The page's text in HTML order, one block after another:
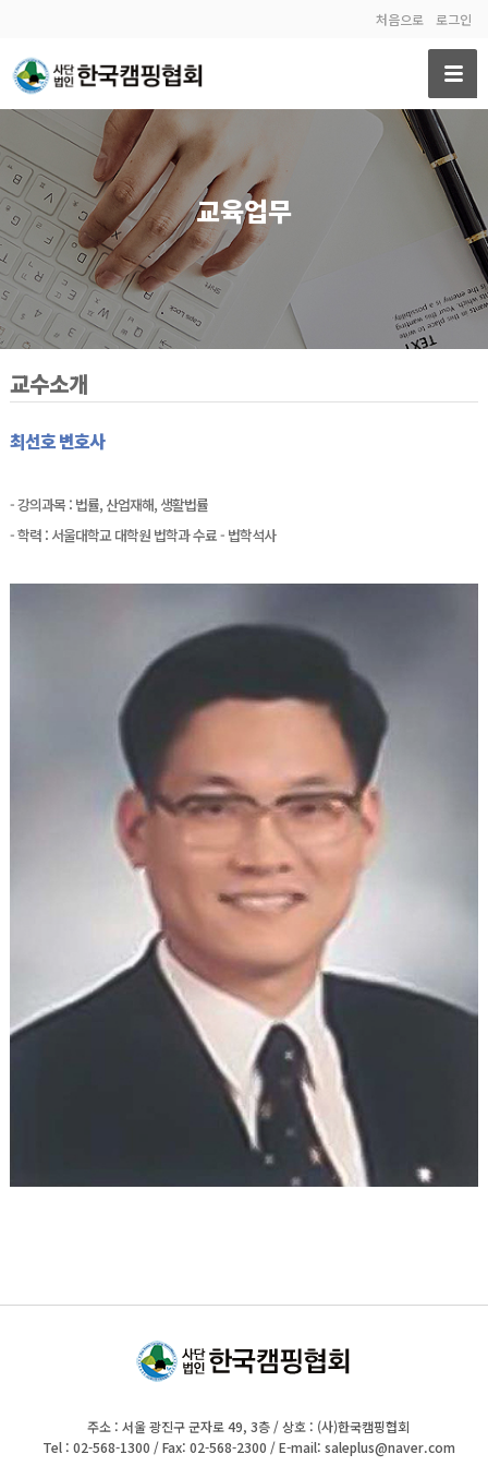
처음으로 로그인
교육업무
교수소개
최선호 변호사
- 강의과목 : 법률, 산업재해, 생활법률
- 학력 : 서울대학교 대학원 법학과 수료 - 법학석사
주소 : 서울 광진구 군자로 49, 3층 / 상호 : (사)한국캠핑협회
Tel : 02-568-1300 / Fax: 02-568-2300 / E-mail: saleplus@naver.com